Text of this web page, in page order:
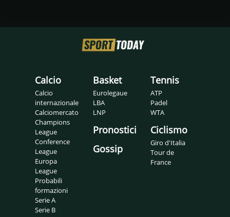
Calcio
Calcio
internazionale
Calciomercato
Champions
League
Conference
League
Europa
League
Probabili
formazioni
Serie A
Serie B
Basket
Eurolegaue
LBA
LNP
Pronostici
Gossip
Tennis
ATP
Padel
WTA
Ciclismo
Giro d'Italia
Tour de
France